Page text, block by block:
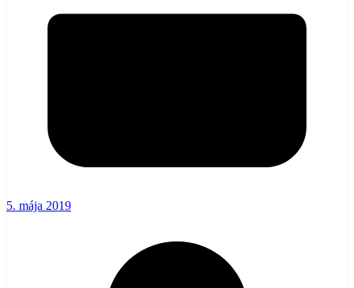
5. mája 2019